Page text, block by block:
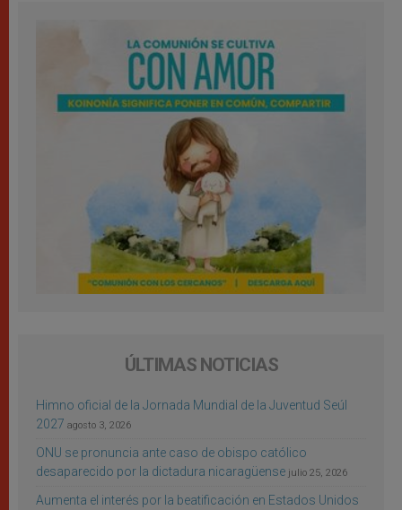
ÚLTIMAS NOTICIAS
Himno oficial de la Jornada Mundial de la Juventud Seúl
2027 agosto 3, 2026
ONU se pronuncia ante caso de obispo católico
desaparecido por la dictadura nicaragüense julio 25, 2026
Aumenta el interés por la beatificación en Estados Unidos